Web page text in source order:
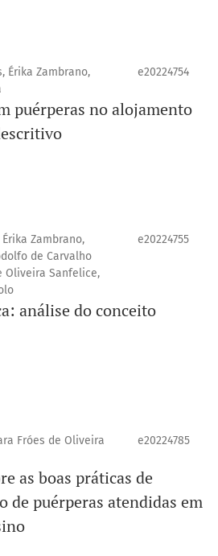
Érika Zambrano,
e20224754
puérperas no alojamento
Zambrano,
de Carvalho
Oliveira Sanfelice,
e20224755
análise do conceito
Fróes de Oliveira
e20224785
as boas práticas de
de puérperas atendidas em